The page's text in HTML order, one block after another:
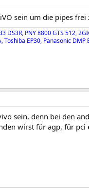
sein um die pipes frei
DS3R, PNY 8800 GTS 512,
Toshiba EP30, Panasonic DMP
sein, denn bei den
wirst für agp, für pci